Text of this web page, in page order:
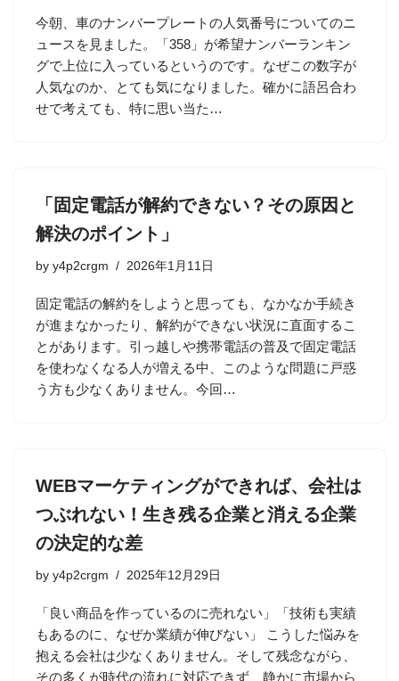
今朝、車のナンバープレートの人気番号についてのニ
ュースを見ました。「358」が希望ナンバーランキン
グで上位に入っているというのです。なぜこの数字が
人気なのか、とても気になりました。確かに語呂合わ
せで考えても、特に思い当た…
「固定電話が解約できない？その原因と
解決のポイント」
by y4p2crgm 2026年1月11日
固定電話の解約をしようと思っても、なかなか手続き
が進まなかったり、解約ができない状況に直面するこ
とがあります。引っ越しや携帯電話の普及で固定電話
を使わなくなる人が増える中、このような問題に戸惑
う方も少なくありません。今回…
WEBマーケティングができれば、会社は
つぶれない！生き残る企業と消える企業
の決定的な差
by y4p2crgm 2025年12月29日
「良い商品を作っているのに売れない」「技術も実績
もあるのに、なぜか業績が伸びない」 こうした悩みを
抱える会社は少なくありません。そして残念ながら、
その多くが時代の流れに対応できず、静かに市場から